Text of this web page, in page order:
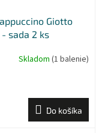
Giotto
sada 2 ks
Skladom (1 balenie)
Do košíka